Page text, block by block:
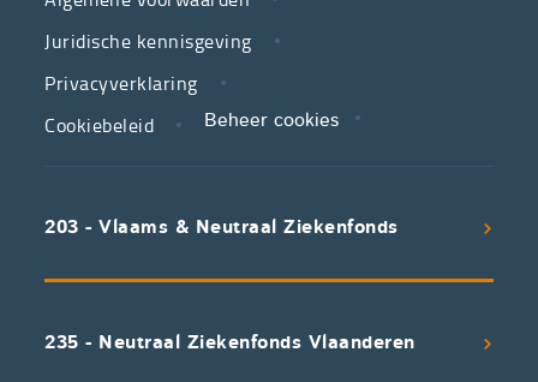
partner
in
zorg.
We
voorwaarden
uitstekend
Juridische kennisgeving
Privacyverklaring
Cookiebeleid
Beheer cookies
203 - Vlaams & Neutraal Ziekenfonds
235 - Neutraal Ziekenfonds Vlaanderen